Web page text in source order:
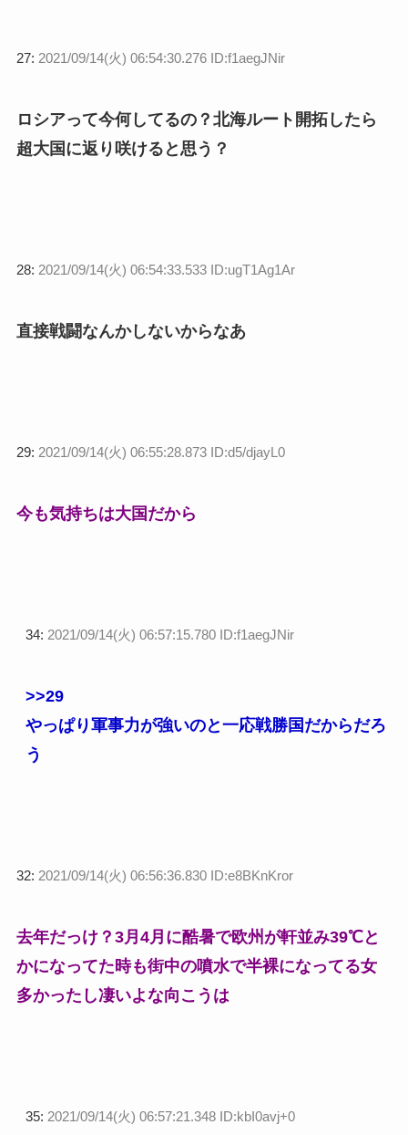
27: 2021/09/14(火) 06:54:30.276 ID:f1aegJNir
ロシアって今何してるの？北海ルート開拓したら
超大国に返り咲けると思う？
28: 2021/09/14(火) 06:54:33.533 ID:ugT1Ag1Ar
直接戦闘なんかしないからなあ
29: 2021/09/14(火) 06:55:28.873 ID:d5/djayL0
今も気持ちは大国だから
34: 2021/09/14(火) 06:57:15.780 ID:f1aegJNir
>>29
やっぱり軍事力が強いのと一応戦勝国だからだろ
う
32: 2021/09/14(火) 06:56:36.830 ID:e8BKnKror
去年だっけ？3月4月に酷暑で欧州が軒並み39℃と
かになってた時も街中の噴水で半裸になってる女
多かったし凄いよな向こうは
35: 2021/09/14(火) 06:57:21.348 ID:kbI0avj+0